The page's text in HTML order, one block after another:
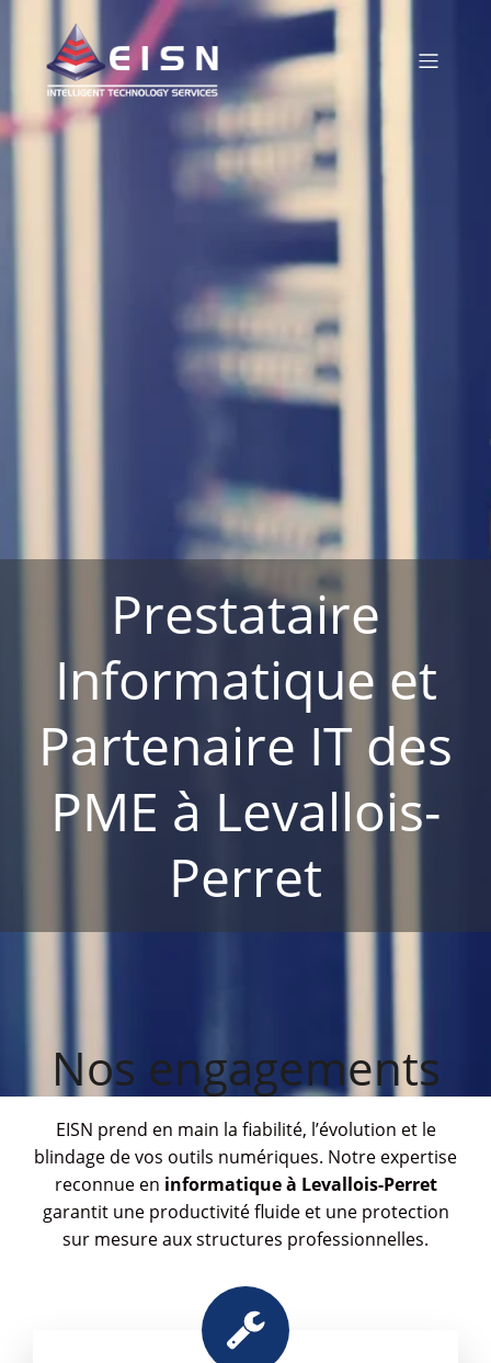
Prestataire
Informatique et
Partenaire IT des
PME à Levallois-
Perret
Nos engagements
EISN prend en main la fiabilité, l’évolution et le
blindage de vos outils numériques. Notre expertise
reconnue en informatique à Levallois-Perret
garantit une productivité fluide et une protection
sur mesure aux structures professionnelles.